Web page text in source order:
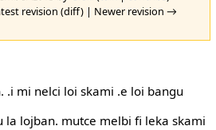
revision (diff) | Newer revision →
.i mi nelci loi skami .e loi bangu
la lojban. mutce melbi fi leka skami